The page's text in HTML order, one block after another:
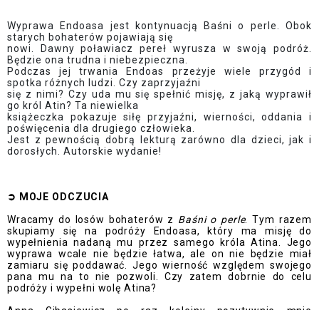
Wyprawa Endoasa jest kontynuacją Baśni o perle. Obok
starych bohaterów pojawiają się
nowi. Dawny poławiacz pereł wyrusza w swoją podróż.
Będzie ona trudna i niebezpieczna.
Podczas jej trwania Endoas przeżyje wiele przygód i
spotka różnych ludzi. Czy zaprzyjaźni
się z nimi? Czy uda mu się spełnić misję, z jaką wyprawił
go król Atin? Ta niewielka
książeczka pokazuje siłę przyjaźni, wierności, oddania i
poświęcenia dla drugiego człowieka.
Jest z pewnością dobrą lekturą zarówno dla dzieci, jak i
dorosłych. Autorskie wydanie!
➲ MOJE ODCZUCIA
Wracamy do losów bohaterów z Baśni o perle. Tym razem
skupiamy się na podróży Endoasa, który ma misję do
wypełnienia nadaną mu przez samego króla Atina. Jego
wyprawa wcale nie będzie łatwa, ale on nie będzie miał
zamiaru się poddawać. Jego wierność względem swojego
pana mu na to nie pozwoli. Czy zatem dobrnie do celu
podróży i wypełni wolę Atina?